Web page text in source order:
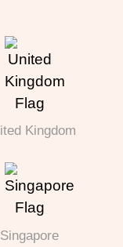
Kingdom
Singapore